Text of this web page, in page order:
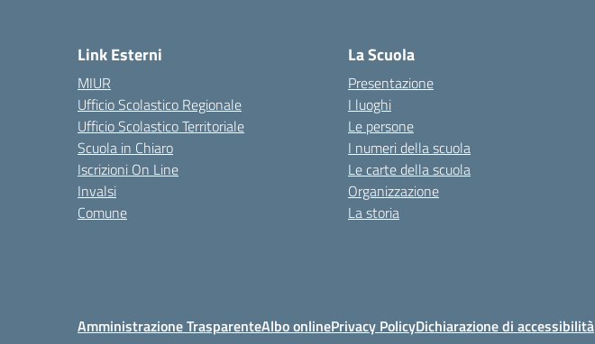
Link Esterni
MIUR
Ufficio Scolastico Regionale
Ufficio Scolastico Territoriale
Scuola in Chiaro
Iscrizioni On Line
Invalsi
Comune
La Scuola
Presentazione
I luoghi
Le persone
I numeri della scuola
Le carte della scuola
Organizzazione
La storia
Amministrazione TrasparenteAlbo onlinePrivacy PolicyDichiarazione di accessibilità